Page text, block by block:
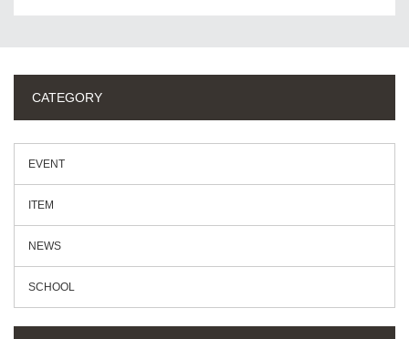
CATEGORY
EVENT
ITEM
NEWS
SCHOOL